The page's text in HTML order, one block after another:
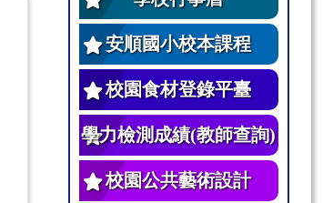
安順國小校本課程
校園食材登錄平臺
學力檢測成績(教師查詢)
校園公共藝術設計